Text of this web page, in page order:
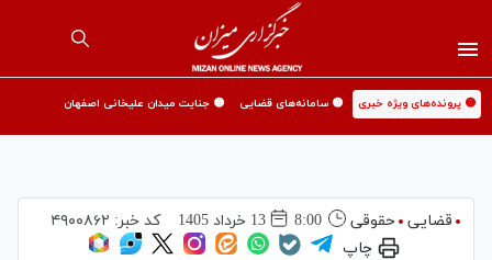
🟡 پرونده‌های ویژه خبری 🟡 سامانه‌های قضایی 🟡 جنایت میدان علیخانی اصفهان
قضایی حقوقی 8:00 13 خرداد 1405 کد خبر: ۴۹۰۰۸۶۲
چاپ